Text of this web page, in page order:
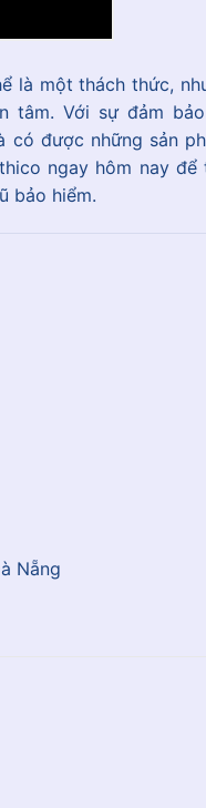
là một thách thức,
tâm. Với sự đảm
có được những sản
ngay hôm nay để
bảo hiểm.
Nẵng